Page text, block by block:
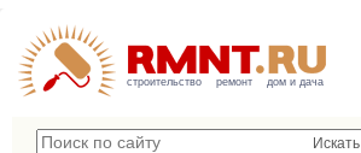
строительство ремонт дом и дача
Искать